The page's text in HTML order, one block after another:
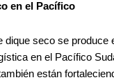
en el Pacífico
dique seco se produce
en el Pacífico
están